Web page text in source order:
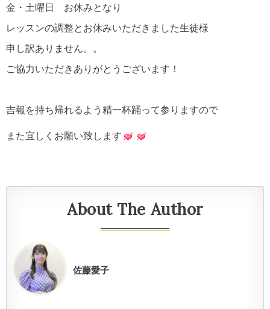
金・土曜日 お休みとなり
レッスンの調整とお休みいただきました生徒様
申し訳ありません。。
ご協力いただきありがとうございます！
吉報を持ち帰れるよう精一杯踊って参りますので
また宜しくお願い致します
About The Author
佐藤愛子